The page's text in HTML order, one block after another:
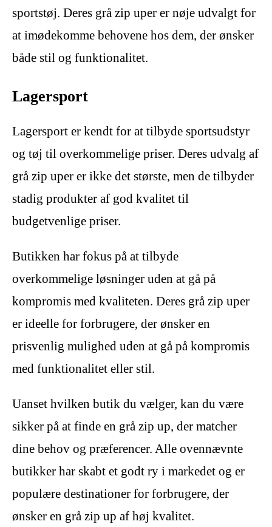
sportstøj. Deres grå zip uper er nøje udvalgt for
at imødekomme behovene hos dem, der ønsker
både stil og funktionalitet.
Lagersport
Lagersport er kendt for at tilbyde sportsudstyr
og tøj til overkommelige priser. Deres udvalg af
grå zip uper er ikke det største, men de tilbyder
stadig produkter af god kvalitet til
budgetvenlige priser.
Butikken har fokus på at tilbyde
overkommelige løsninger uden at gå på
kompromis med kvaliteten. Deres grå zip uper
er ideelle for forbrugere, der ønsker en
prisvenlig mulighed uden at gå på kompromis
med funktionalitet eller stil.
Uanset hvilken butik du vælger, kan du være
sikker på at finde en grå zip up, der matcher
dine behov og præferencer. Alle ovennævnte
butikker har skabt et godt ry i markedet og er
populære destinationer for forbrugere, der
ønsker en grå zip up af høj kvalitet.